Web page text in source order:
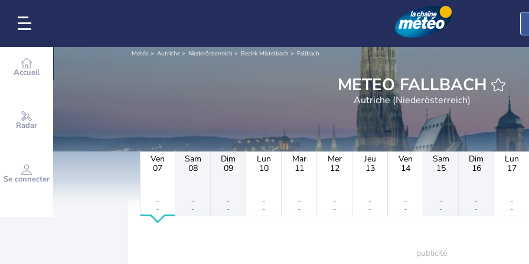
Accueil
Radar
Se connecter
Météo Autriche Niederösterreich Bezirk Mistelbach Fallbach
METEO FALLBACH
Autriche (Niederösterreich)
Ven
07
-
-
Sam
08
-
-
Dim
09
-
-
Lun
10
-
-
Mar
11
-
-
Mer
12
-
-
Jeu
13
-
-
Ven
14
-
-
Sam
15
-
-
Dim
16
-
-
Lun
17
-
-